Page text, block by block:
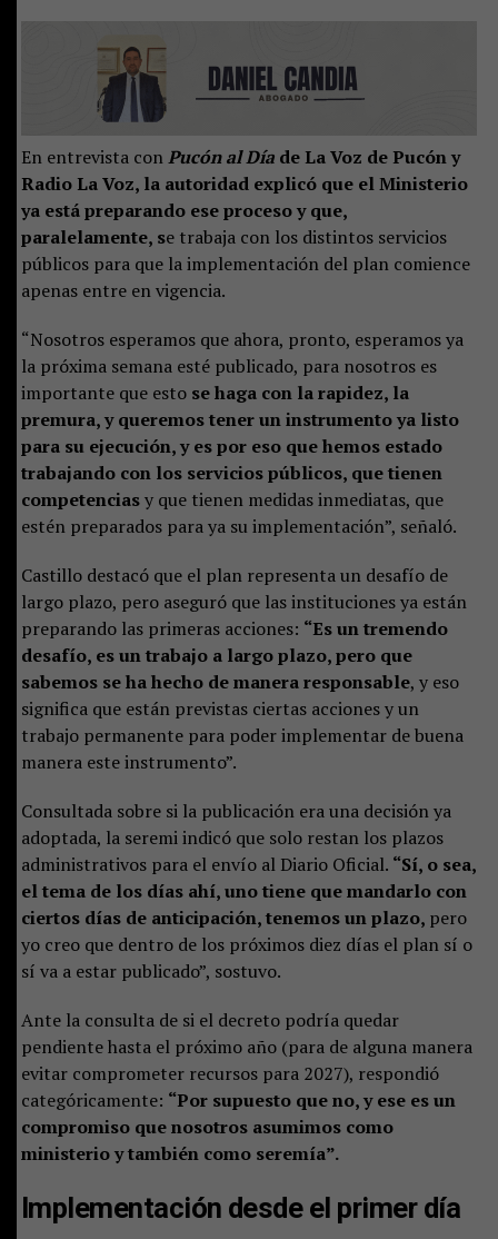
En entrevista conPucón al Díade La Voz de Pucón y
Radio La Voz, la autoridad explicó que el Ministerio
ya está preparando ese proceso y que,
paralelamente, se trabaja con los distintos servicios
públicos para que la implementación del plan comience
apenas entre en vigencia.
“Nosotros esperamos que ahora, pronto, esperamos ya
la próxima semana esté publicado, para nosotros es
importante que esto se haga con la rapidez, la
premura, y queremos tener un instrumento ya listo
para su ejecución, y es por eso que hemos estado
trabajando con los servicios públicos, que tienen
competenciasy que tienen medidas inmediatas, que
estén preparados para ya su implementación”, señaló.
Castillo destacó que el plan representa un desafío de
largo plazo, pero aseguró que las instituciones ya están
preparando las primeras acciones: “Es un tremendo
desafío, es un trabajo a largo plazo, pero que
sabemos se ha hecho de manera responsable, y eso
significa que están previstas ciertas acciones y un
trabajo permanente para poder implementar de buena
manera este instrumento”.
Consultada sobre si la publicación era una decisión ya
adoptada, la seremi indicó que solo restan los plazos
administrativos para el envío al Diario Oficial. “Sí, o sea,
el tema de los días ahí, uno tiene que mandarlo con
ciertos días de anticipación, tenemos un plazo, pero
yo creo que dentro de los próximos diez días el plan sí o
sí va a estar publicado”, sostuvo.
Ante la consulta de si el decreto podría quedar
pendiente hasta el próximo año (para de alguna manera
evitar comprometer recursos para 2027), respondió
categóricamente: “Por supuesto que no, y ese es un
compromiso que nosotros asumimos como
ministerio y también como seremía”.
Implementación desde el primer día